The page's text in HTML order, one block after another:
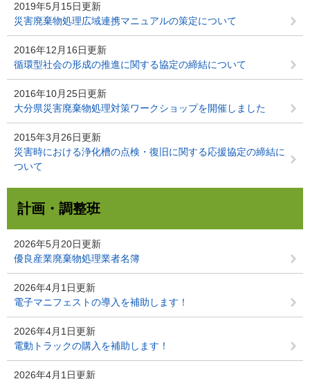
2019年5月15日更新
災害廃棄物処理広域連携マニュアルの策定について
2016年12月16日更新
循環型社会の形成の推進に関する協定の締結について
2016年10月25日更新
大分県災害廃棄物処理対策ワークショップを開催しました
2015年3月26日更新
災害時における浄化槽の点検・復旧に関する応援協定の締結に
ついて
計画・調整班
2026年5月20日更新
優良産業廃棄物処理業者名簿
2026年4月1日更新
電子マニフェストの導入を補助します！
2026年4月1日更新
電動トラックの購入を補助します！
2026年4月1日更新